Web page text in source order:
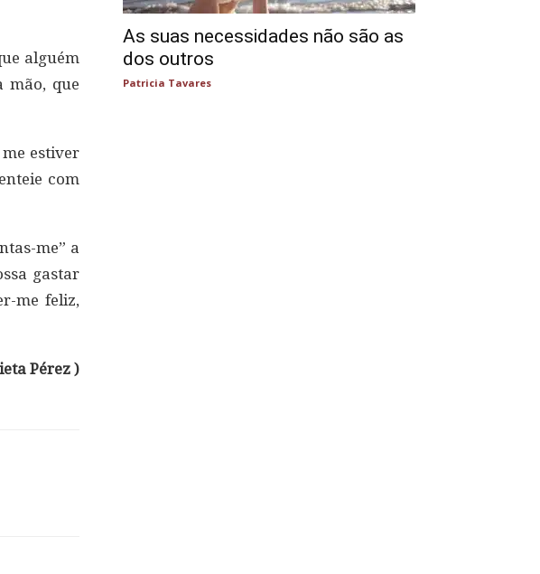
alguém
mão, que
estiver
com
me” a
gastar
me feliz,
Pérez )
As suas necessidades não são as
dos outros
Patricia Tavares